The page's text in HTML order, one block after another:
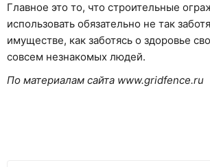
Главное это то, что строительные
использовать обязательно не так
имуществе, как заботясь о здоровье
совсем незнакомых людей.
По материалам сайта www.gridfence.ru